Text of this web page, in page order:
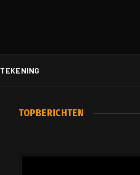
TEKENING
TOPBERICHTEN